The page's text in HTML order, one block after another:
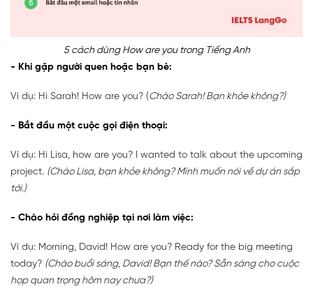
5 cách dùng How are you trong Tiếng Anh
- Khi gặp người quen hoặc bạn bè:
Ví dụ: Hi Sarah! How are you? (Chào Sarah! Bạn khỏe không?)
- Bắt đầu một cuộc gọi điện thoại:
Ví dụ: Hi Lisa, how are you? I wanted to talk about the upcoming
project. (Chào Lisa, bạn khỏe không? Mình muốn nói về dự án sắp
tới.)
- Chào hỏi đồng nghiệp tại nơi làm việc:
Ví dụ: Morning, David! How are you? Ready for the big meeting
today? (Chào buổi sáng, David! Bạn thế nào? Sẵn sàng cho cuộc
họp quan trọng hôm nay chưa?)